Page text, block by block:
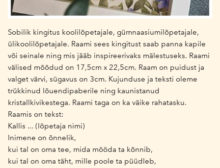
Sobilik kingitus koolilõpetajale, gümnaasiumilõpetajale,
ülikoolilõpetajale. Raami sees kingitust saab panna kapile
või seinale ning mis jääb inspireerivaks mälestuseks. Raami
välised mõõdud on 17,5cm x 22,5cm. Raam on puidust ja
valget värvi, sügavus on 3cm. Kujunduse ja teksti oleme
trükkinud lõuendipaberile ning kaunistanud
kristallkivikestega. Raami taga on ka väike rahatasku.
Raamis on tekst:
Kallis ... (lõpetaja nimi)
Inimene on õnnelik,
kui tal on oma tee, mida mööda ta kõnnib,
kui tal on oma täht, mille poole ta püüdleb,